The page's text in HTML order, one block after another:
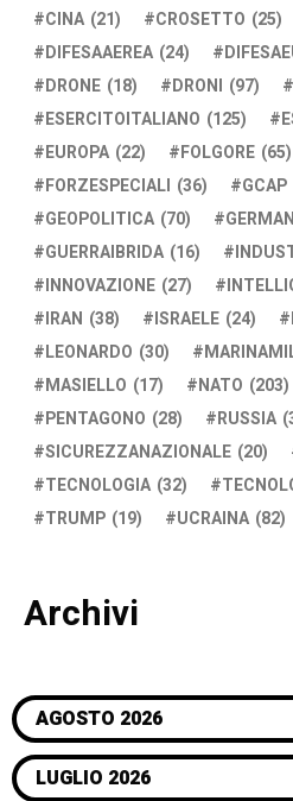
CINA (21) CROSETTO (25)
DIFESAAEREA (24)
DRONE (18) DRONI (97)
ESERCITOITALIANO (125)
EUROPA (22) FOLGORE (65)
FORZESPECIALI (36) GCAP
GEOPOLITICA (70)
GUERRAIBRIDA (16)
INNOVAZIONE (27)
IRAN (38) ISRAELE (24)
LEONARDO (30)
MASIELLO (17) NATO (203)
PENTAGONO (28) RUSSIA
SICUREZZANAZIONALE (20)
TECNOLOGIA (32)
TRUMP (19) UCRAINA (82)
Archivi
AGOSTO 2026
LUGLIO 2026